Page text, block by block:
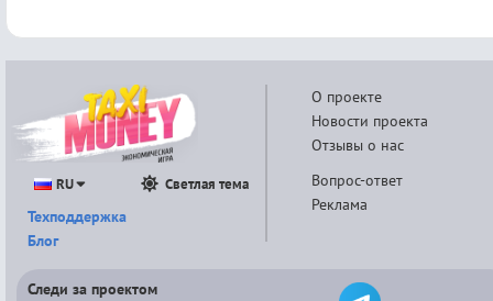
О проекте
Новости проекта
Отзывы о нас
Вопрос-ответ
Реклама
RU Светлая тема
Техподдержка
Блог
Следи за проектом